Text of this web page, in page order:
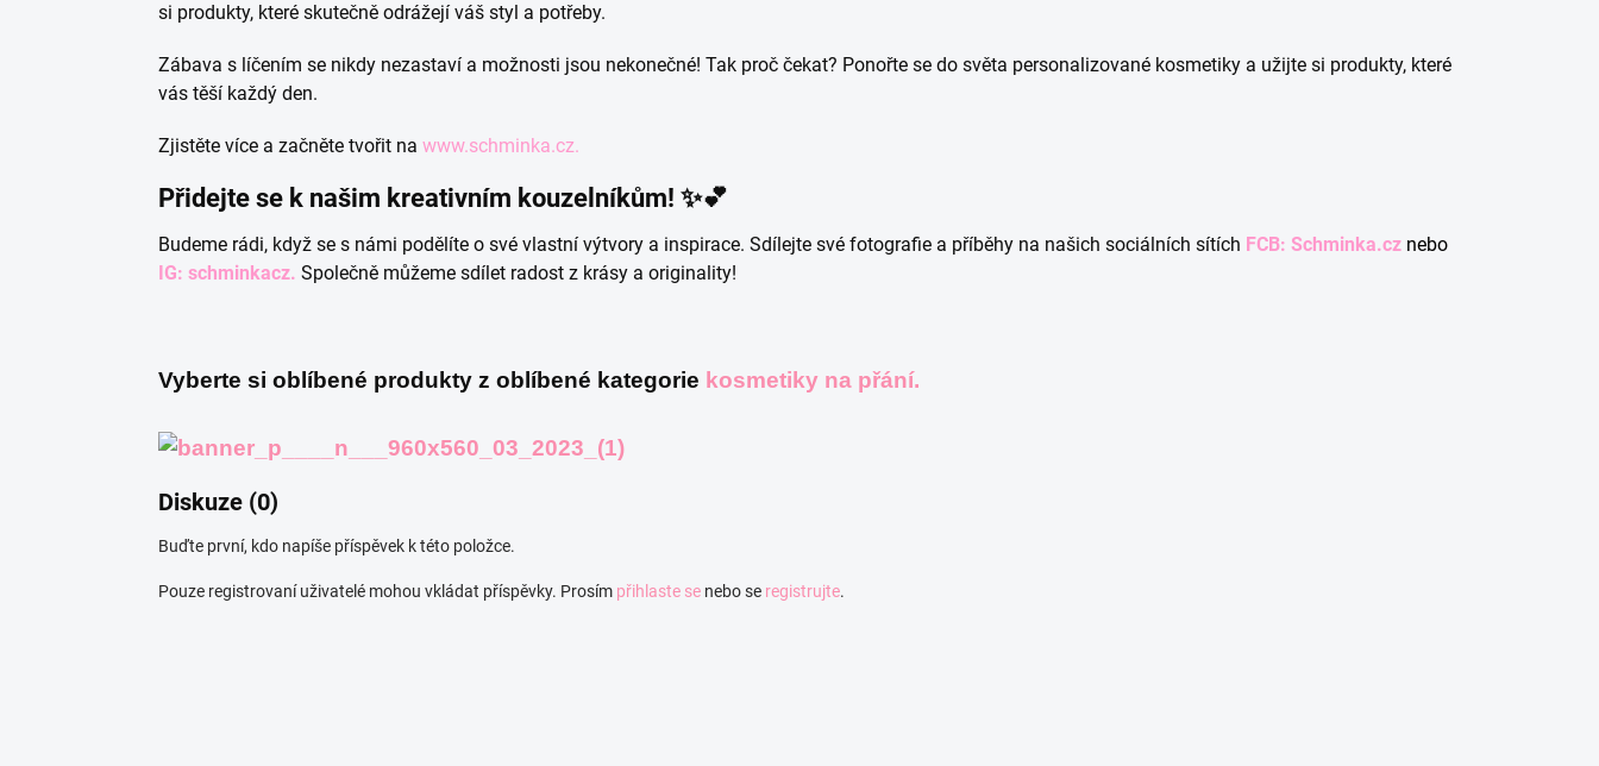
si produkty, které skutečně odrážejí váš styl a potřeby.
Zábava s líčením se nikdy nezastaví a možnosti jsou nekonečné! Tak proč čekat? Ponořte se do světa personalizované kosmetiky a užijte si produkty, které
vás těší každý den.
Zjistěte více a začněte tvořit na www.schminka.cz.
Přidejte se k našim kreativním kouzelníkům! ✨💕
Budeme rádi, když se s námi podělíte o své vlastní výtvory a inspirace. Sdílejte své fotografie a příběhy na našich sociálních sítích FCB: Schminka.cz nebo
IG: schminkacz. Společně můžeme sdílet radost z krásy a originality!
Vyberte si oblíbené produkty z oblíbené kategorie kosmetiky na přání.
Diskuze (0)
Buďte první, kdo napíše příspěvek k této položce.
Pouze registrovaní uživatelé mohou vkládat příspěvky. Prosím přihlaste se nebo se registrujte.